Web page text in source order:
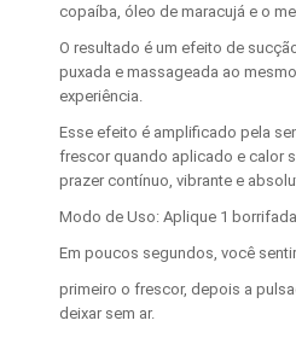
copaíba, óleo de maracujá e o
O resultado é um efeito de
puxada e massageada ao
experiência.
Esse efeito é amplificado pela
frescor quando aplicado e calor
prazer contínuo, vibrante e
Modo de Uso: Aplique 1
Em poucos segundos, você
primeiro o frescor, depois a
deixar sem ar.